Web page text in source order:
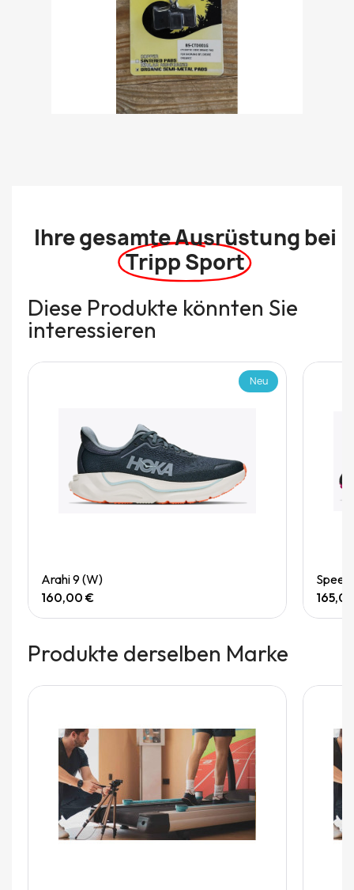
Ihre gesamte Ausrüstung bei
Tripp Sport
Diese Produkte könnten Sie
interessieren
Neu
Arahi 9 (W)
160,00 €
Produkte derselben Marke